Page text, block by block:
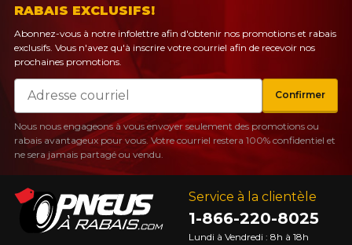
Service à la clientèle
1-866-220-8025
Lundi à Vendredi : 8h à 18h
RABAIS EXCLUSIFS!
Abonnez-vous à notre infolettre afin d'obtenir nos promotions et rabais
exclusifs. Vous n'avez qu'à inscrire votre courriel afin de recevoir nos
prochaines promotions.
Courriel
Confirmer
Nous nous engageons à vous envoyer seulement des promotions ou
rabais avantageux pour vous. Votre courriel restera 100% confidentiel et
ne sera jamais partagé ou vendu.